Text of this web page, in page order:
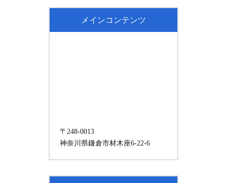
メインコンテンツ
〒248-0013
神奈川県鎌倉市材木座6-22-6